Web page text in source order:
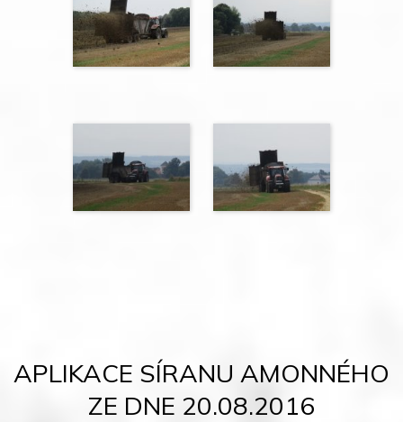
APLIKACE SÍRANU AMONNÉHO
ZE DNE 20.08.2016